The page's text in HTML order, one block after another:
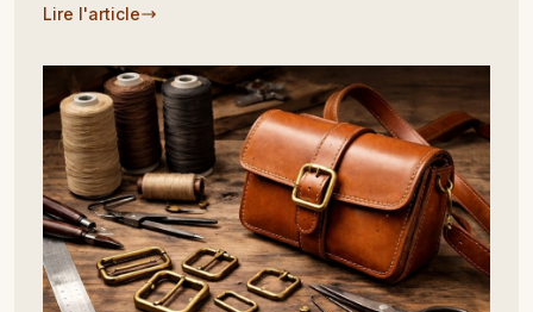
Lire l'article